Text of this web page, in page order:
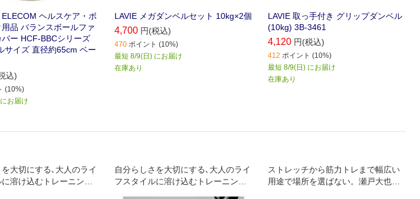
ヘルスケア・ボ
品 バランスボールファ
ー HCF-BBCシリーズ
サイズ 直径約65cm ベー
込)
(10%)
お届け
LAVIE メガダンベルセット 10kg×2個
4,700 円(税込)
470 ポイント (10%)
最短 8/9(日) にお届け
在庫あり
LAVIE 取っ手付き グリップダンベル
(10kg) 3B-3461
4,120 円(税込)
412 ポイント (10%)
最短 8/9(日) にお届け
在庫あり
大切にする､大人のライ
溶け込むトレーニング
自分らしさを大切にする､大人のライ
フスタイルに溶け込むトレーニング
ストレッチから筋力トレまで幅広い
用途で場所を選ばない。瀬戸大也発